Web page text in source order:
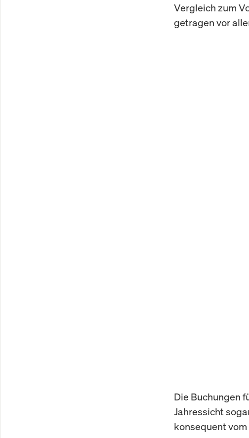
Vergleich zum
getragen vor
Die Buchungen
Jahressicht
konsequent